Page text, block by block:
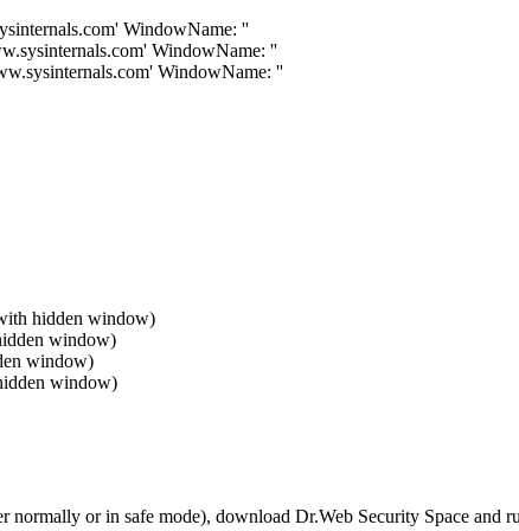
WindowName: ''
WindowName: ''
WindowName: ''
hidden window)
window)
window)
window)
normally or in safe mode), download Dr.Web Security Space and